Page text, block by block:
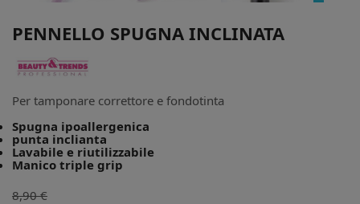
PENNELLO SPUGNA INCLINATA
Per tamponare correttore e fondotinta
Spugna ipoallergenica
punta inclianta
Lavabile e riutilizzabile
Manico triple grip
8,90 €